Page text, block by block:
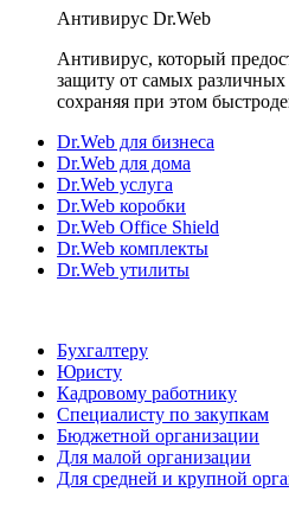
Антивирус Dr.Web
Антивирус, который
защиту от самых
сохраняя при этом
Dr.Web для бизнеса
Dr.Web для дома
Dr.Web услуга
Dr.Web коробки
Dr.Web Office Shield
Dr.Web комплекты
Dr.Web утилиты
Бухгалтеру
Юристу
Кадровому работнику
Специалисту по закупкам
Бюджетной организации
Для малой организации
Для средней и крупной